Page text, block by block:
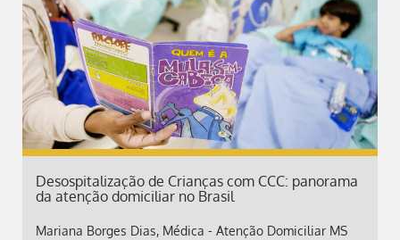
Desospitalização de Crianças com CCC: panorama
da atenção domiciliar no Brasil
Mariana Borges Dias, Médica - Atenção Domiciliar MS